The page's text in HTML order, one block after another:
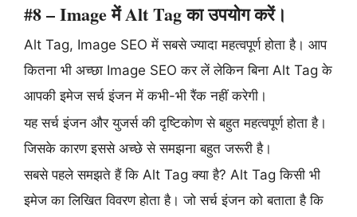
#8 – Image में Alt Tag का उपयोग करें।
Alt Tag, Image SEO में सबसे ज्यादा महत्वपूर्ण होता है। आप
कितना भी अच्छा Image SEO कर लें लेकिन बिना Alt Tag के
आपकी इमेज सर्च इंजन में कभी-भी रैंक नहीं करेगी।
यह सर्च इंजन और युजर्स की दृष्टिकोण से बहुत महत्वपूर्ण होता है।
जिसके कारण इससे अच्छे से समझना बहुत जरूरी है।
सबसे पहले समझते हैं कि Alt Tag क्या है? Alt Tag किसी भी
इमेज का लिखित विवरण होता है। जो सर्च इंजन को बताता है कि